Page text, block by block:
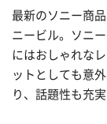
最新のソニー商
ニービル。ソニ
にはおしゃれな
ットとしても意
り、話題性も充